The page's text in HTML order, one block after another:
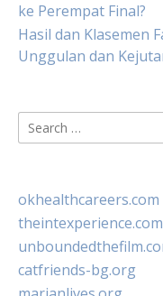
ke Perempat Final?
Hasil dan Klasemen
Unggulan dan
Search
for:
okhealthcareers.com
theintexperience.com
catfriends-bg.org